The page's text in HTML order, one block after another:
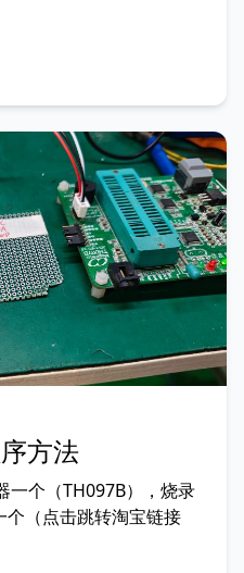
方法
一个（TH097B），烧录
个（点击跳转淘宝链接